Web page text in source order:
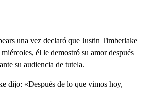
una vez declaró que Justin Timberlake
él le demostró su amor después
su audiencia de tutela.
dijo: «Después de lo que vimos hoy,